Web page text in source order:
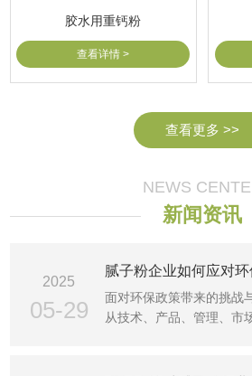
胶水用重钙粉
查看详情 >
查看更多 >>
NEWS
新闻资讯
2025
05-29
面对环保政策带来的挑战
从技术、产品、管理、市